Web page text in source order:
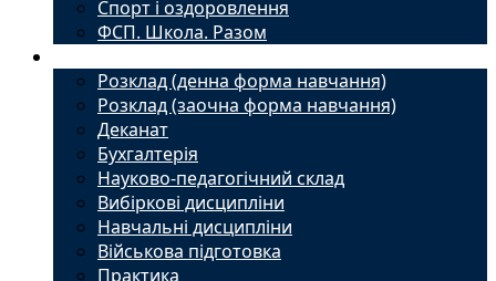
Спорт і оздоровлення
ФСП. Школа. Разом
Розклад (денна форма навчання)
Розклад (заочна форма навчання)
Деканат
Бухгалтерія
Науково-педагогічний склад
Вибіркові дисципліни
Навчальні дисципліни
Військова підготовка
Практика